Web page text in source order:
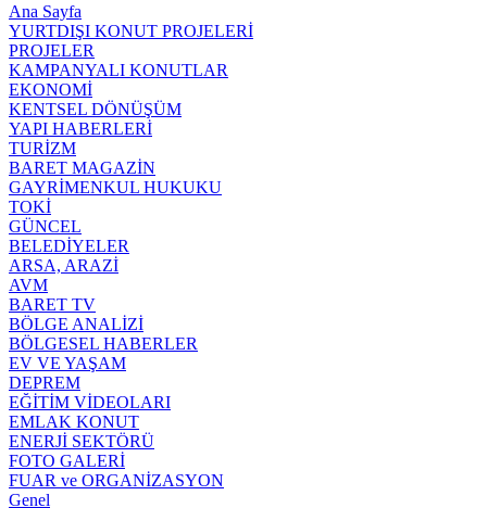
Ana Sayfa
YURTDIŞI KONUT PROJELERİ
PROJELER
KAMPANYALI KONUTLAR
EKONOMİ
KENTSEL DÖNÜŞÜM
YAPI HABERLERİ
TURİZM
BARET MAGAZİN
GAYRİMENKUL HUKUKU
TOKİ
GÜNCEL
BELEDİYELER
ARSA, ARAZİ
AVM
BARET TV
BÖLGE ANALİZİ
BÖLGESEL HABERLER
EV VE YAŞAM
DEPREM
EĞİTİM VİDEOLARI
EMLAK KONUT
ENERJİ SEKTÖRÜ
FOTO GALERİ
FUAR ve ORGANİZASYON
Genel